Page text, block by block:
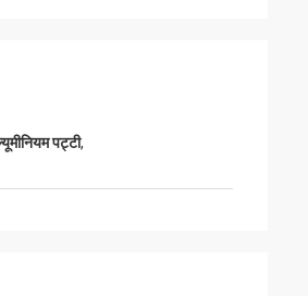
पट्टी,